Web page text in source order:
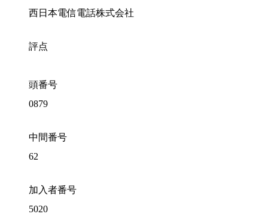
西日本電信電話株式会社
評点
頭番号
0879
中間番号
62
加入者番号
5020